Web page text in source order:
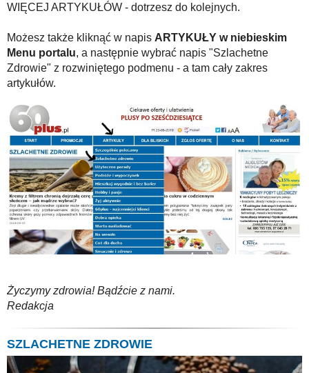
WIĘCEJ ARTYKUŁÓW - dotrzesz do kolejnych.
Możesz także kliknąć w napis ARTYKUŁY w niebieskim
Menu portalu, a następnie wybrać napis "Szlachetne
Zdrowie" z rozwiniętego podmenu - a tam cały zakres
artykułów.
Życzymy zdrowia! Bądźcie z nami.
Redakcja
SZLACHETNE ZDROWIE